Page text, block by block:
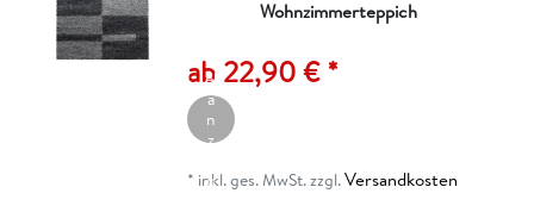
Wohnzimmerteppich
ab 22,90 € *
ik
el
a
n
z
g
* inkl. ges. MwSt.zzgl.Versandkosten